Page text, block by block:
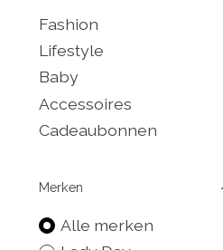
Fashion
Lifestyle
Baby
Accessoires
Cadeaubonnen
Merken
Alle merken